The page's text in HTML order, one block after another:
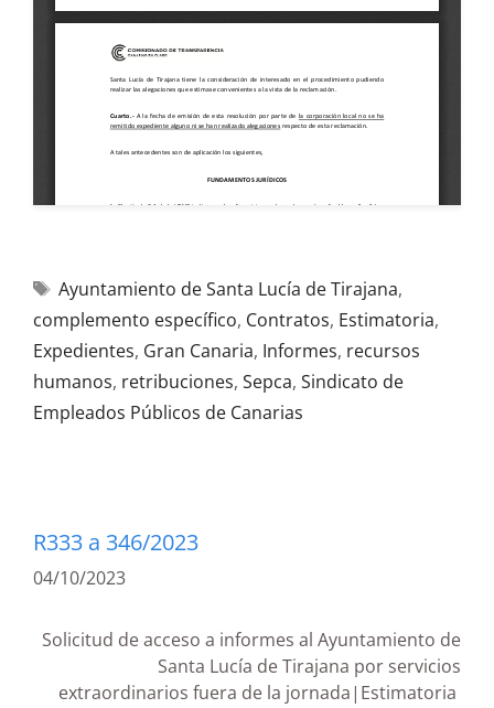
Ayuntamiento de Santa Lucía de Tirajana,
complemento específico, Contratos, Estimatoria,
Expedientes, Gran Canaria, Informes, recursos
humanos, retribuciones, Sepca, Sindicato de
Empleados Públicos de Canarias
R333 a 346/2023
04/10/2023
Solicitud de acceso a informes al Ayuntamiento de
Santa Lucía de Tirajana por servicios
extraordinarios fuera de la jornada|Estimatoria